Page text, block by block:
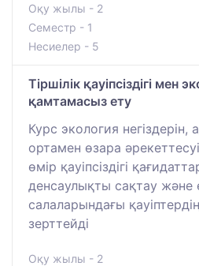
Оқу жылы - 2
Семестр - 1
Несиелер - 5
Тіршілік қауіпсіздігі мен
қамтамасыз ету
Курс экология
ортамен өзара
өмір қауіпсіздігі
денсаулықты сақтау және
салаларындағы
зерттейді
Оқу жылы - 2